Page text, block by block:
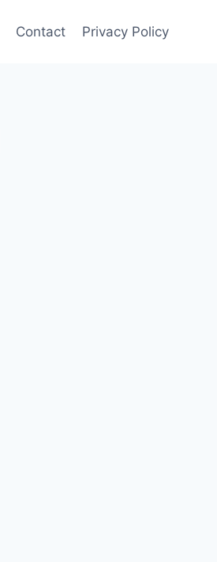
Contact Privacy Policy